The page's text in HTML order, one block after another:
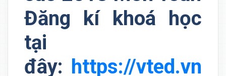
Đăng kí khoá học
tại
đây: https://vted.vn